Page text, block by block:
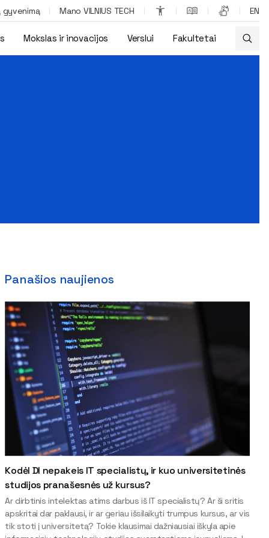
gyvenimą Mano VILNIUS TECH EN
Mokslas ir inovacijos Verslui Fakultetai
Panašios naujienos
Kodėl DI nepakeis IT specialistų, ir kuo universitetinės
studijos pranašesnės už kursus?
Ar dirbtinis intelektas atims darbus iš IT specialistų? Ar ši sritis
apskritai dar paklausi, ir ar geriau išsilaikyti trumpus kursus, ar vis
tik stoti į universitetą? Tokie klausimai dažniausiai iškyla apie